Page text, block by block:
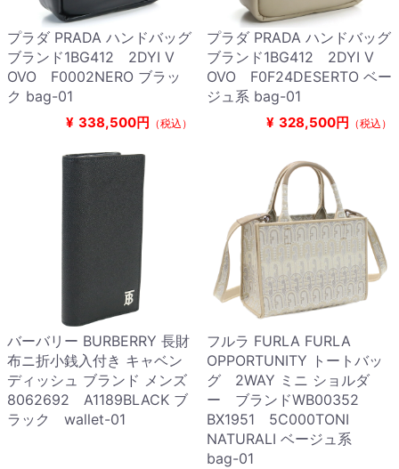
プラダ PRADA ハンドバッグ
ブランド1BG412 2DYI V
OVO F0002NERO ブラッ
ク bag-01
¥ 338,500円 （税込）
プラダ PRADA ハンドバッグ
ブランド1BG412 2DYI V
OVO F0F24DESERTO ベー
ジュ系 bag-01
¥ 328,500円 （税込）
バーバリー BURBERRY 長財
布ニ折小銭入付き キャベン
ディッシュ ブランド メンズ
8062692 A1189BLACK ブ
ラック wallet-01
フルラ FURLA FURLA
OPPORTUNITY トートバッ
グ 2WAY ミニ ショルダ
ー ブランドWB00352
BX1951 5C000TONI
NATURALI ベージュ系
bag-01